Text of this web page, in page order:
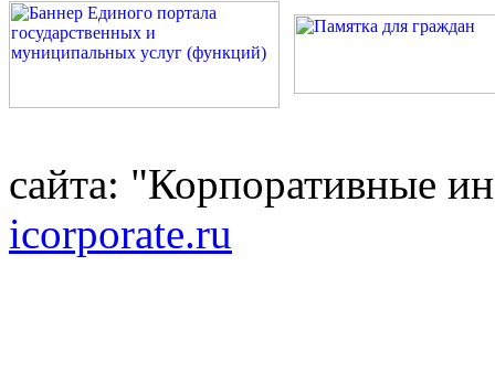
сайта: "Корпоративные
icorporate.ru